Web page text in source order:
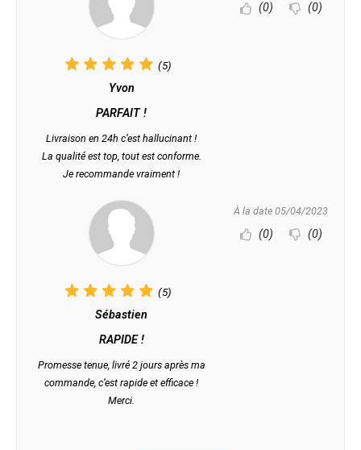
(5)
Yvon
PARFAIT !
Livraison en 24h c’est hallucinant !
La qualité est top, tout est conforme.
Je recommande vraiment !
(0) (0)
(5)
Sébastien
RAPIDE !
Promesse tenue, livré 2 jours après ma
commande, c’est rapide et efficace !
Merci.
À la date 05/04/2023
(0) (0)